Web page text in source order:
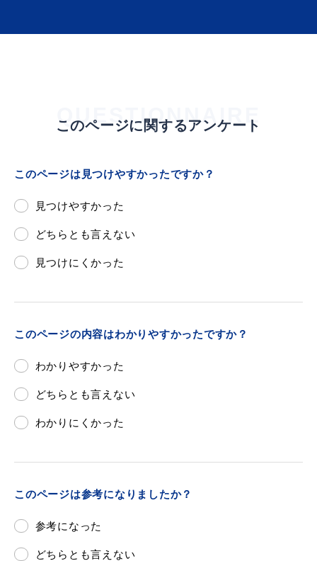
申請書
QUESTIONNAIRE
このページに関するアンケート
このページは見つけやすかったですか？
見つけやすかった
どちらとも言えない
見つけにくかった
このページの内容はわかりやすかったですか？
わかりやすかった
どちらとも言えない
わかりにくかった
このページは参考になりましたか？
参考になった
どちらとも言えない